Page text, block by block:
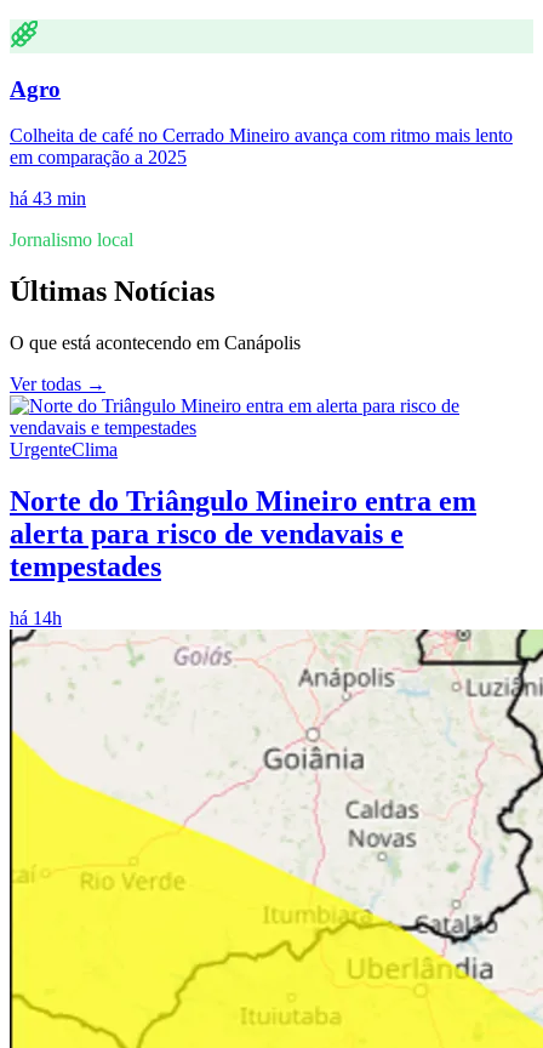
Agro
Colheita de café no Cerrado Mineiro avança com ritmo mais lento
em comparação a 2025
há 43 min
Jornalismo local
Últimas Notícias
O que está acontecendo em Canápolis
Ver todas →
UrgenteClima
Norte do Triângulo Mineiro entra em
alerta para risco de vendavais e
tempestades
há 14h